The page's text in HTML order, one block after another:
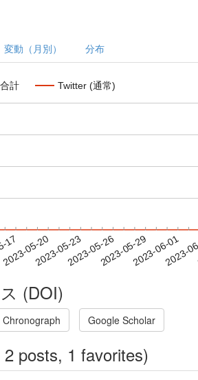
変動（月別） 分布
合計 Twitter (通常)
17
2023-05-202023-05-232023-05-262023-05-292023-06-01
2023-
(DOI)
Chronograph Google Scholar
posts, 1 favorites)